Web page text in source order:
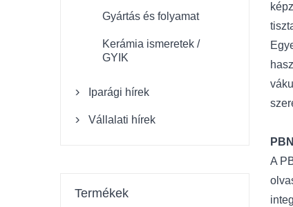
A
Gyártás és folyamat
Kerámia ismeretek /
GYIK
 Iparági hírek
 Vállalati hírek
Termékek